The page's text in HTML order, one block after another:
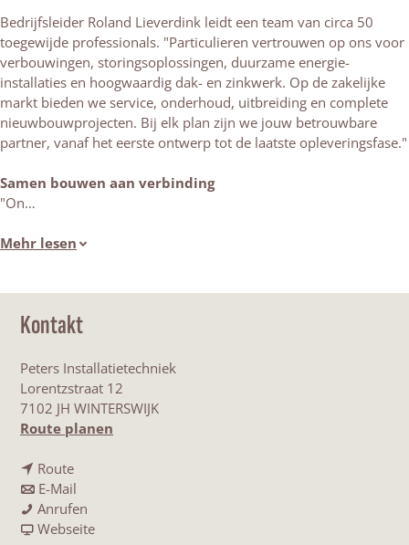
Bedrijfsleider Roland Lieverdink leidt een team van circa 50
toegewijde professionals. "Particulieren vertrouwen op ons voor
verbouwingen, storingsoplossingen, duurzame energie-
installaties en hoogwaardig dak- en zinkwerk. Op de zakelijke
markt bieden we service, onderhoud, uitbreiding en complete
nieuwbouwprojecten. Bij elk plan zijn we jouw betrouwbare
partner, vanaf het eerste ontwerp tot de laatste opleveringsfase."
Samen bouwen aan verbinding
"On…
Mehr lesen
Kontakt
Peters Installatietechniek
Lorentzstraat 12
7102 JH WINTERSWIJK
Route planen
Routeb
i
s
P
E-Mail
i
s
Anrufen
e
Webseitea